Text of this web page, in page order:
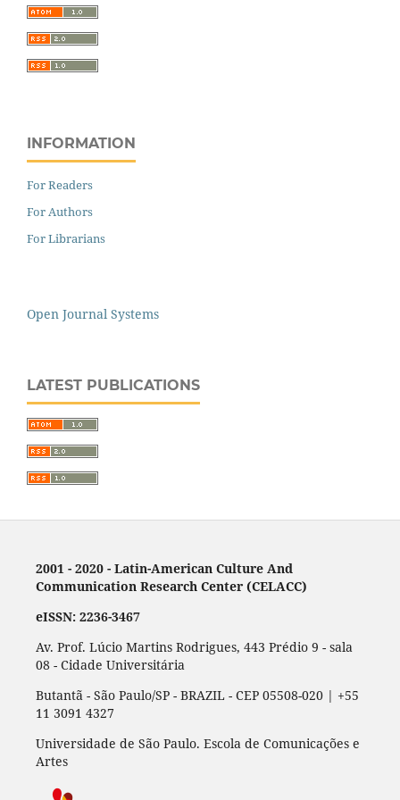
INFORMATION
For Readers
For Authors
For Librarians
Open Journal Systems
LATEST PUBLICATIONS
2001 - 2020 - Latin-American Culture And
Communication Research Center (CELACC)
eISSN: 2236-3467
Av. Prof. Lúcio Martins Rodrigues, 443 Prédio 9 - sala
08 - Cidade Universitária
Butantã - São Paulo/SP - BRAZIL - CEP 05508-020 | +55
11 3091 4327
Universidade de São Paulo. Escola de Comunicações e
Artes